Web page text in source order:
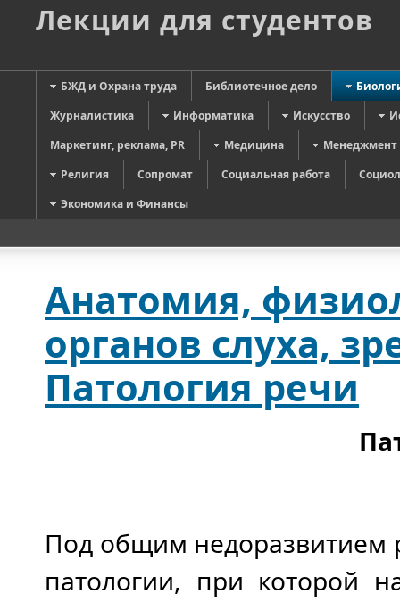
Лекции для студентов
БЖД и Охрана труда Библиотечное дело
Журналистика
Информатика Искусство
Маркетинг, реклама, PR
Медицина
Менеджмент
Религия
Сопромат Социальная работа
Экономика и Финансы
Анатомия,
органов слуха,
Патология речи
Под общим недоразвитием
патологии, при которой